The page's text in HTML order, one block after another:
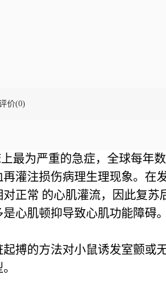
价(0)
最为严重的急症，全球每年
灌注损伤病理生理现象。在
正常 的心肌灌流，因此复
心肌顿抑导致心肌功能障碍。
搏的方法对小鼠诱发室颤或